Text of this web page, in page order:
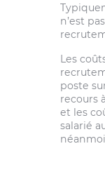
n’est
Les
poste
recours
et les
salarié